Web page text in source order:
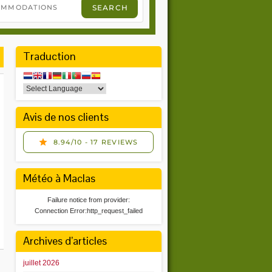
Traduction
Avis de nos clients
Météo à Maclas
Failure notice from provider:
Connection Error:http_request_failed
Archives d’articles
juillet 2026